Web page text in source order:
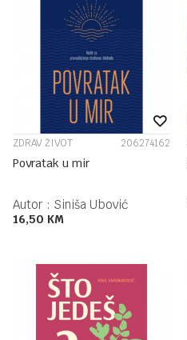
ZDRAV ŽIVOT 206274162
Povratak u mir
Autor : Siniša Ubović
16,50 KM